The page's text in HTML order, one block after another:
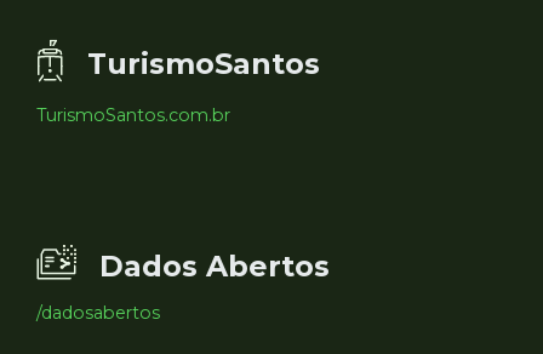
TurismoSantos
TurismoSantos.com.br
Dados Abertos
/dadosabertos